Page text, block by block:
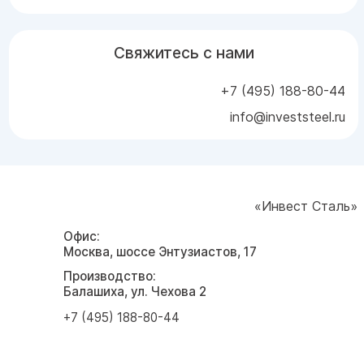
Свяжитесь с нами
+7 (495) 188-80-44
info@investsteel.ru
«Инвест Сталь»
Офис:
Москва, шоссе Энтузиастов, 17
Производство:
Балашиха, ул. Чехова 2
+7 (495) 188-80-44